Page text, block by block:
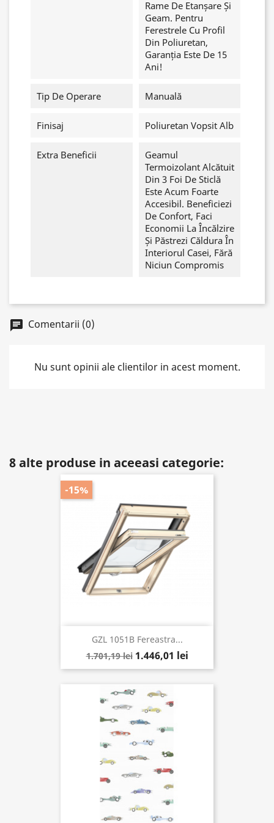
Rame De Etanșare Și
Geam. Pentru
Ferestrele Cu Profil
Din Poliuretan,
Garanția Este De 15
Ani!
Tip De Operare Manuală
Finisaj Poliuretan Vopsit Alb
Extra Beneficii
Geamul
Termoizolant Alcătuit
Din 3 Foi De Sticlă
Este Acum Foarte
Accesibil. Beneficiezi
De Confort, Faci
Economii La Încălzire
Și Păstrezi Căldura În
Interiorul Casei, Fără
Niciun Compromis
chat Comentarii (0)
Nu sunt opinii ale clientilor in acest moment.
8 alte produse in aceeasi categorie:
GZL 1051B Fereastra...
1.701,19 lei 1.446,01 lei
-15%